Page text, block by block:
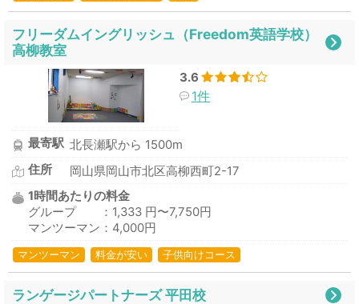
フリーダムイングリッシュ（Freedom英語学校）
高柳教室
3.6
1件
最寄駅 北長瀬駅から 1500m
住所
岡山県岡山市北区高柳西町2-17
1時間あたりの料金
グループ ：1,333 円〜7,750円
マンツーマン：4,000円
マンツーマン 料金が安い 子供向けコース
ランゲージパートナーズ 平田校